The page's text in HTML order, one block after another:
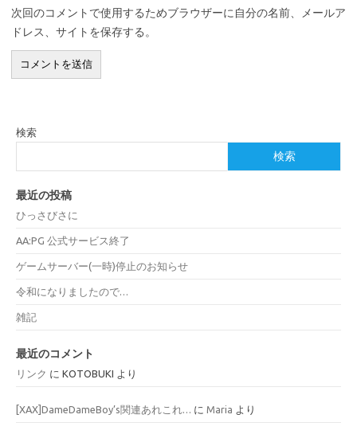
次回のコメントで使用するためブラウザーに自分の名前、メールア
ドレス、サイトを保存する。
検索
検索
最近の投稿
ひっさびさに
AA:PG 公式サービス終了
ゲームサーバー(一時)停止のお知らせ
令和になりましたので…
雑記
最近のコメント
リンク に KOTOBUKI より
[XAX]DameDameBoy’s関連あれこれ… に Maria より